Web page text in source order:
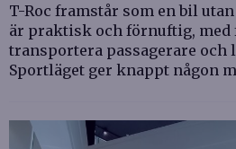
T-Roc framstår som en bil
är praktisk och förnuftig, med
transportera passagerare och
Sportläget ger knappt någon